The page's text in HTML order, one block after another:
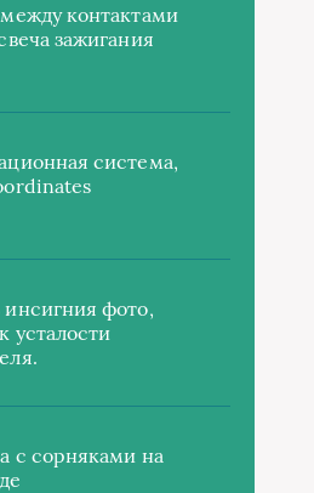
между контактами
зажигания
система,
инсигния фото,
усталости
с сорняками на